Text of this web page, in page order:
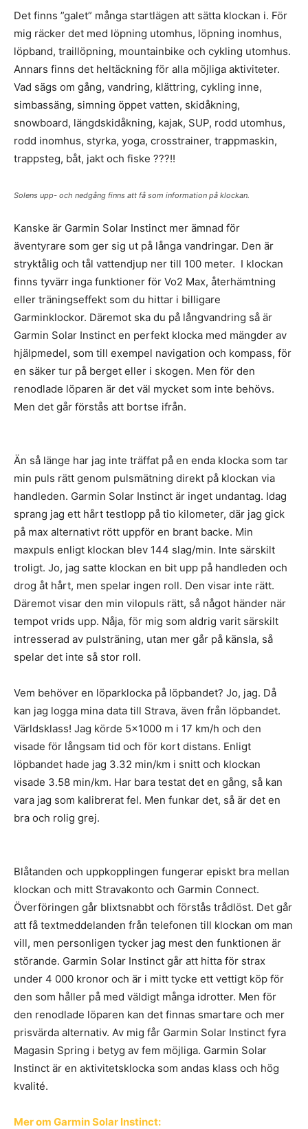
Det finns ”galet” många startlägen att sätta klockan i. För
mig räcker det med löpning utomhus, löpning inomhus,
löpband, traillöpning, mountainbike och cykling utomhus.
Annars finns det heltäckning för alla möjliga aktiviteter.
Vad sägs om gång, vandring, klättring, cykling inne,
simbassäng, simning öppet vatten, skidåkning,
snowboard, längdskidåkning, kajak, SUP, rodd utomhus,
rodd inomhus, styrka, yoga, crosstrainer, trappmaskin,
trappsteg, båt, jakt och fiske ???!!
Solens upp- och nedgång finns att få som information på klockan.
Kanske är Garmin Solar Instinct mer ämnad för
äventyrare som ger sig ut på långa vandringar. Den är
stryktålig och tål vattendjup ner till 100 meter. I klockan
finns tyvärr inga funktioner för Vo2 Max, återhämtning
eller träningseffekt som du hittar i billigare
Garminklockor. Däremot ska du på långvandring så är
Garmin Solar Instinct en perfekt klocka med mängder av
hjälpmedel, som till exempel navigation och kompass, för
en säker tur på berget eller i skogen. Men för den
renodlade löparen är det väl mycket som inte behövs.
Men det går förstås att bortse ifrån.
Än så länge har jag inte träffat på en enda klocka som tar
min puls rätt genom pulsmätning direkt på klockan via
handleden. Garmin Solar Instinct är inget undantag. Idag
sprang jag ett hårt testlopp på tio kilometer, där jag gick
på max alternativt rött uppför en brant backe. Min
maxpuls enligt klockan blev 144 slag/min. Inte särskilt
troligt. Jo, jag satte klockan en bit upp på handleden och
drog åt hårt, men spelar ingen roll. Den visar inte rätt.
Däremot visar den min vilopuls rätt, så något händer när
tempot vrids upp. Nåja, för mig som aldrig varit särskilt
intresserad av pulsträning, utan mer går på känsla, så
spelar det inte så stor roll.
Vem behöver en löparklocka på löpbandet? Jo, jag. Då
kan jag logga mina data till Strava, även från löpbandet.
Världsklass! Jag körde 5×1000 m i 17 km/h och den
visade för långsam tid och för kort distans. Enligt
löpbandet hade jag 3.32 min/km i snitt och klockan
visade 3.58 min/km. Har bara testat det en gång, så kan
vara jag som kalibrerat fel. Men funkar det, så är det en
bra och rolig grej.
Blåtanden och uppkopplingen fungerar episkt bra mellan
klockan och mitt Stravakonto och Garmin Connect.
Överföringen går blixtsnabbt och förstås trådlöst. Det går
att få textmeddelanden från telefonen till klockan om man
vill, men personligen tycker jag mest den funktionen är
störande. Garmin Solar Instinct går att hitta för strax
under 4 000 kronor och är i mitt tycke ett vettigt köp för
den som håller på med väldigt många idrotter. Men för
den renodlade löparen kan det finnas smartare och mer
prisvärda alternativ. Av mig får Garmin Solar Instinct fyra
Magasin Spring i betyg av fem möjliga. Garmin Solar
Instinct är en aktivitetsklocka som andas klass och hög
kvalité.
Mer om Garmin Solar Instinct: